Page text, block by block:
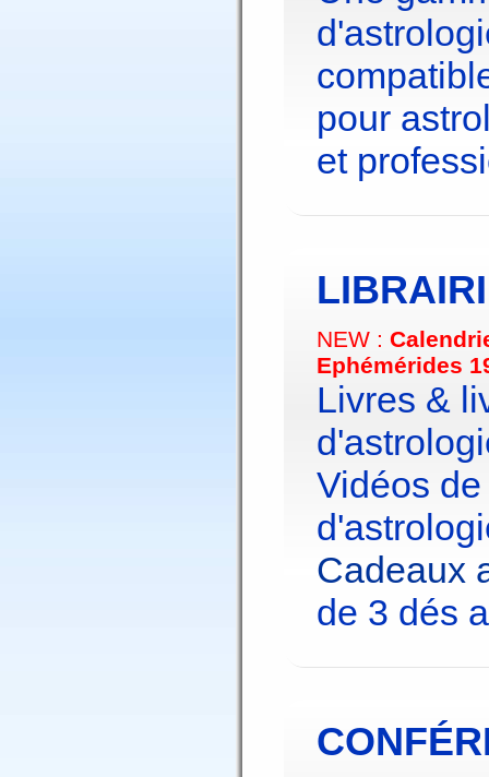
pour
et
NEW :
Ephémérides
Livres &
Vidéos
Cadeaux
de 3 dés